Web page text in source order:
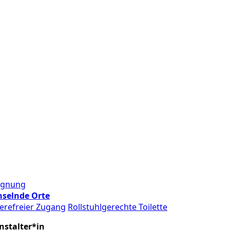
Orte
Zugang Rollstuhlgerechte Toilette